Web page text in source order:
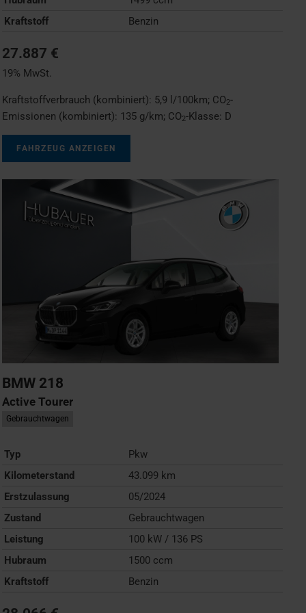
Kraftstoff
Benzin
27.887 €
19% MwSt.
Kraftstoffverbrauch (kombiniert): 5,9 l/100km; CO2-
Emissionen (kombiniert): 135 g/km; CO2-Klasse: D
FAHRZEUG ANZEIGEN
BMW 218
Active Tourer
Gebrauchtwagen
Typ
Pkw
Kilometerstand
43.099 km
Erstzulassung
05/2024
Zustand
Gebrauchtwagen
Leistung
100 kW / 136 PS
Hubraum
1500 ccm
Kraftstoff
Benzin